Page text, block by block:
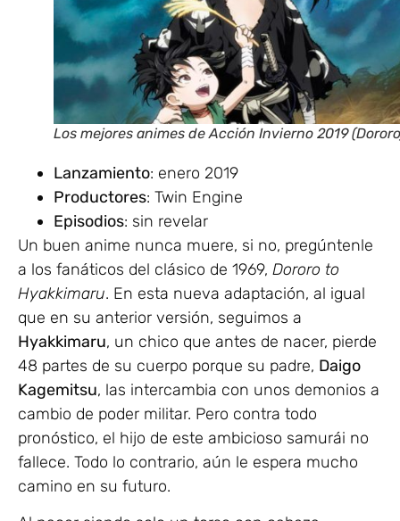
Los mejores animes de Acción Invierno 2019
Lanzamiento: enero 2019
Productores: Twin Engine
Episodios: sin revelar
Un buen anime nunca muere, si no, pregúntenle
a los fanáticos del clásico de 1969, Dororo to
Hyakkimaru. En esta nueva adaptación, al igual
que en su anterior versión, seguimos a
Hyakkimaru, un chico que antes de nacer, pierde
48 partes de su cuerpo porque su padre, Daigo
Kagemitsu, las intercambia con unos demonios a
cambio de poder militar. Pero contra todo
pronóstico, el hijo de este ambicioso samurái no
fallece. Todo lo contrario, aún le espera mucho
camino en su futuro.